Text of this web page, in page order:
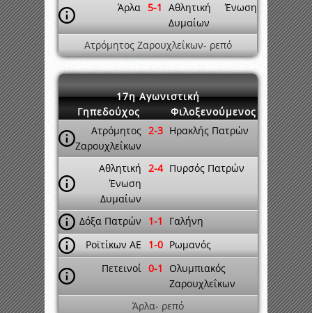
Άρλα 5-1 Αθλητική Ένωση
Δυμαίων
Ατρόμητος Ζαρουχλεΐκων- ρεπό
17η Αγωνιστική
Γηπεδούχος
Φιλοξενούμενος
Ατρόμητος
Ζαρουχλεΐκων
2-3 Ηρακλής Πατρών
Αθλητική
Ένωση
Δυμαίων
2-4 Πυρσός Πατρών
Δόξα Πατρών 1-1
Γαλήνη
Ροϊτίκων ΑΕ
1-0 Ρωμανός
Πετεινοί 0-1 Ολυμπιακός
Ζαρουχλεΐκων
Άρλα- ρεπό